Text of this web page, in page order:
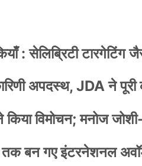
: सेलिब्रिटी टारगेटिंग
अपदस्थ, JDA ने पूरी
ने किया विमोचन; मनोज
बन गए इंटरनेशनल